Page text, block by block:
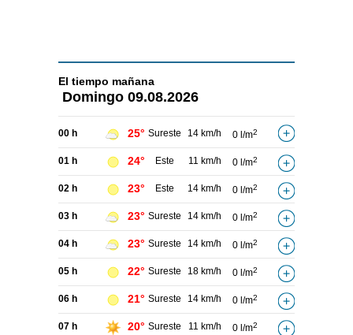
El tiempo mañana
Domingo 09.08.2026
00 h 25° Sureste 14 km/h 0 l/m2
01 h 24° Este 11 km/h 0 l/m2
02 h 23° Este 14 km/h 0 l/m2
03 h 23° Sureste 14 km/h 0 l/m2
04 h 23° Sureste 14 km/h 0 l/m2
05 h 22° Sureste 18 km/h 0 l/m2
06 h 21° Sureste 14 km/h 0 l/m2
07 h 20° Sureste 11 km/h 0 l/m2